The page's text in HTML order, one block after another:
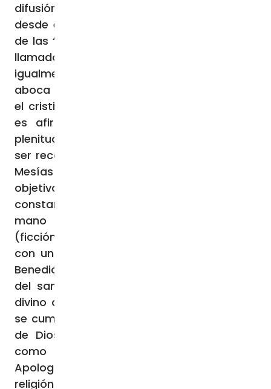
difusión y fueron ampliamente conocidas
desde el Asia Menor hasta Roma. Además
de las “Apologías”, también se conserva el
llamado “Diálogo con Trifón”. Este texto,
igualmente de carácter apologético, se
aboca a las semejanzas y diferencias entre
el cristianismo y el judaísmo. Su propósito
es afirmar que Jesucristo representa la
plenitud de la Ley y que, por lo tanto, debe
ser reconocido por el pueblo judío como el
Mesías esperado. Para conseguir ese
objetivo, San Justino se apoya
constantemente en la Escritura, echando
mano del recurso literario del diálogo
(ficción argumentativa), en el que discute
con un rabino de nombre “Trifón”. El Papa
Benedicto XVI señaló en torno a las obras
del santo: “Ilustran ante todo el proyecto
divino de la creación y de la salvación que
se cumple en Jesucristo, el
de Dios, del que participa todo hombre,
como creatura racional. Su primera
Apología es una crítica implacable a la
religión pagana y a los mitos de entonces”